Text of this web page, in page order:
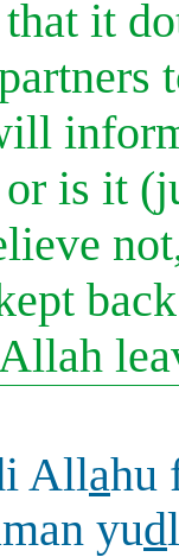
it
is it
Allahu
yud